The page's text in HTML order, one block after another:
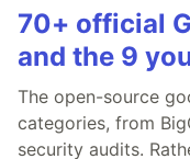
70+ official
and the 9
The open-source
categories, from
security audits.